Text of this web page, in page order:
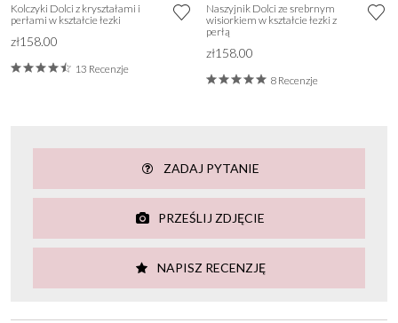
Kolczyki Dolci z kryształami i
perłami w kształcie łezki
zł158.00
13 Recenzje
Naszyjnik Dolci ze srebrnym
wisiorkiem w kształcie łezki z
perłą
zł158.00
8 Recenzje
ZADAJ PYTANIE
PRZEŚLIJ ZDJĘCIE
NAPISZ RECENZJĘ